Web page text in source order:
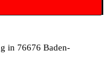
in 76676 Baden-